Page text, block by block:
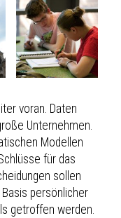
voran. Daten
Unternehmen.
Modellen
für das
sollen
persönlicher
getroffen werden.